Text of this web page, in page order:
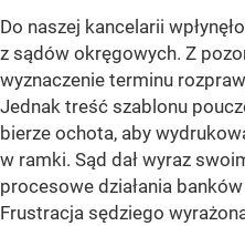
Do naszej kancelarii
z sądów okręgowych. Z
wyznaczenie terminu
Jednak treść szablonu
bierze ochota, aby
w ramki. Sąd dał wyraz
procesowe działania
Frustracja sędziego